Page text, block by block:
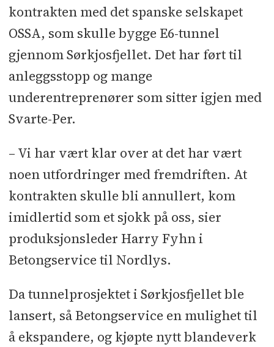
kontrakten med det spanske selskapet
OSSA, som skulle bygge E6-tunnel
gjennom Sørkjosfjellet. Det har ført til
anleggsstopp og mange
underentreprenører som sitter igjen med
Svarte-Per.
– Vi har vært klar over at det har vært
noen utfordringer med fremdriften. At
kontrakten skulle bli annullert, kom
imidlertid som et sjokk på oss, sier
produksjonsleder Harry Fyhn i
Betongservice til Nordlys.
Da tunnelprosjektet i Sørkjosfjellet ble
lansert, så Betongservice en mulighet til
å ekspandere, og kjøpte nytt blandeverk